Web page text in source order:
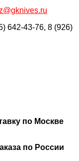
642-43-76, 8 (926)
по Москве
по России